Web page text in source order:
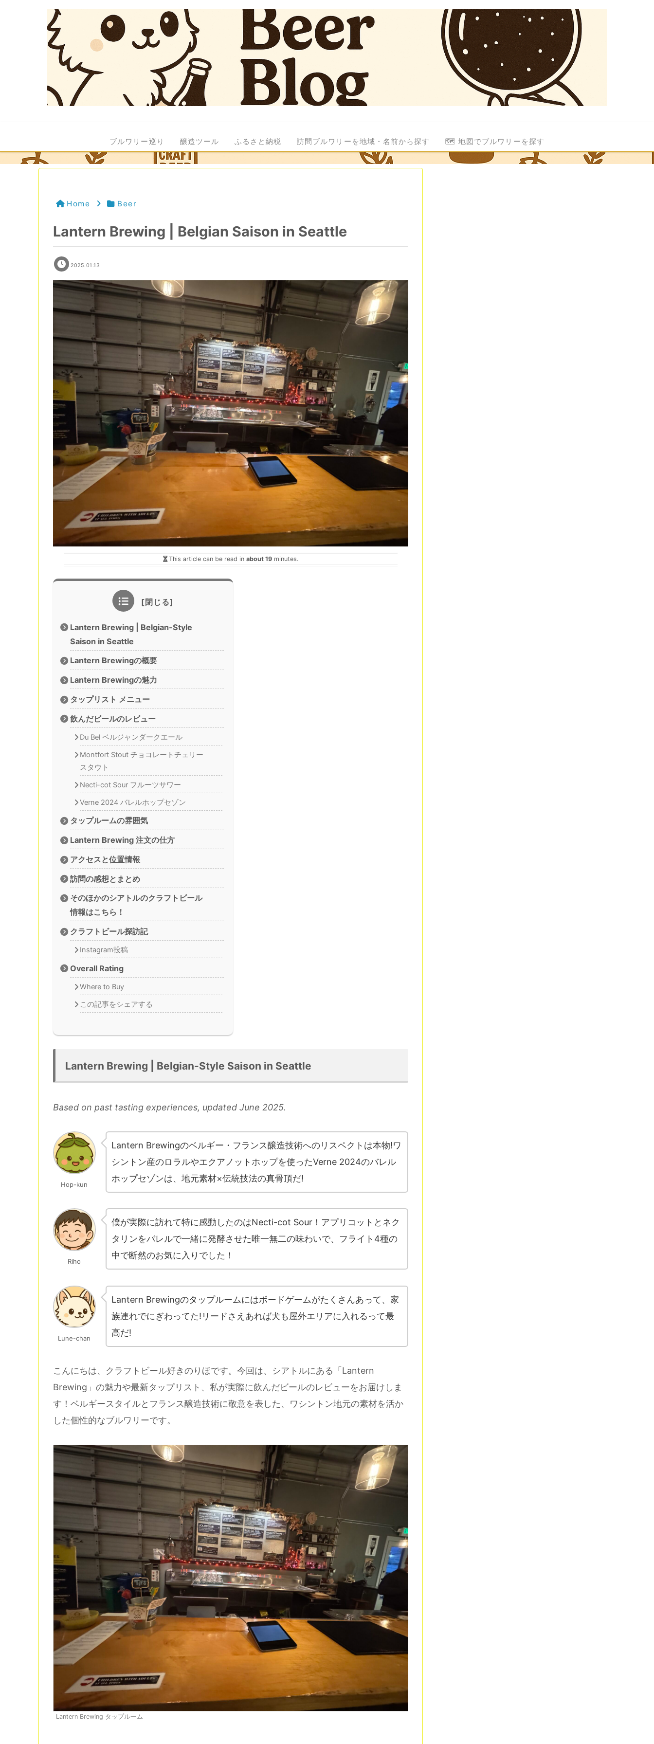
ブルワリー巡り 醸造ツール ふるさと納税 訪問ブルワリーを地域・名前から探す 🗺️ 地図でブルワリーを探す
Home Beer
Lantern Brewing | Belgian Saison in Seattle
2025.01.13
This article can be read in about 19 minutes.
Lantern Brewing | Belgian-Style
Saison in Seattle
Lantern Brewingの概要
Lantern Brewingの魅力
タップリスト メニュー
飲んだビールのレビュー
Du Bel ベルジャンダークエール
Montfort Stout チョコレートチェリー
スタウト
Necti-cot Sour フルーツサワー
Verne 2024 バレルホップセゾン
タップルームの雰囲気
Lantern Brewing 注文の仕方
アクセスと位置情報
訪問の感想とまとめ
そのほかのシアトルのクラフトビール
情報はこちら！
クラフトビール探訪記
Instagram投稿
Overall Rating
Where to Buy
この記事をシェアする
Lantern Brewing | Belgian-Style Saison in Seattle
Based on past tasting experiences, updated June 2025.
Hop-kun
Lantern Brewingのベルギー・フランス醸造技術へのリスペクトは本物!ワ
シントン産のロラルやエクアノットホップを使ったVerne 2024のバレル
ホップセゾンは、地元素材×伝統技法の真骨頂だ!
Riho
僕が実際に訪れて特に感動したのはNecti-cot Sour！アプリコットとネク
タリンをバレルで一緒に発酵させた唯一無二の味わいで、フライト4種の
中で断然のお気に入りでした！
Lune-chan
Lantern Brewingのタップルームにはボードゲームがたくさんあって、家
族連れでにぎわってた!リードさえあれば犬も屋外エリアに入れるって最
高だ!
こんにちは、クラフトビール好きのりほです。今回は、シアトルにある「Lantern
Brewing」の魅力や最新タップリスト、私が実際に飲んだビールのレビューをお届けしま
す！ベルギースタイルとフランス醸造技術に敬意を表した、ワシントン地元の素材を活か
した個性的なブルワリーです。
Lantern Brewing タップルーム